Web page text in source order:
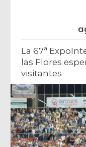
La 67ª
las Flores
visitantes